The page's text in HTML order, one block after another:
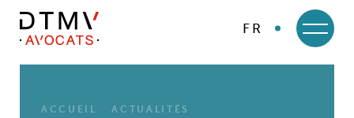
FR
ACCUEIL
ACTUALITÉS